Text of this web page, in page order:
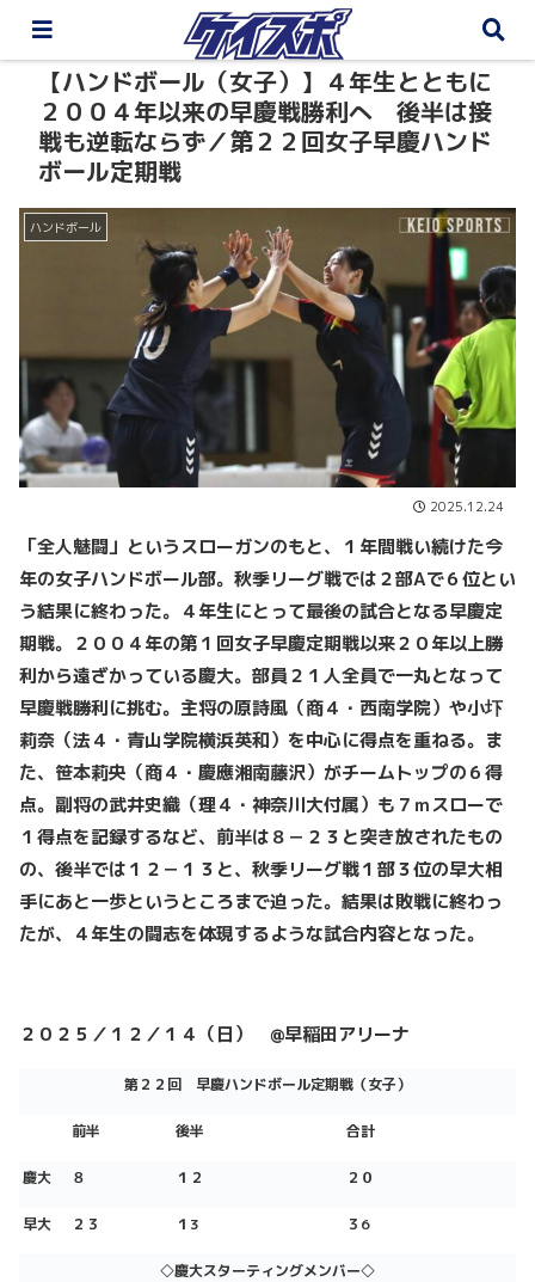
【ハンドボール（女子）】４年生とともに
２００４年以来の早慶戦勝利へ 後半は接
戦も逆転ならず／第２２回女子早慶ハンド
ボール定期戦
ハンドボール
2025.12.24
「全人魅闘」というスローガンのもと、１年間戦い続けた今
年の女子ハンドボール部。秋季リーグ戦では２部Aで６位とい
う結果に終わった。４年生にとって最後の試合となる早慶定
期戦。２００４年の第１回女子早慶定期戦以来２０年以上勝
利から遠ざかっている慶大。部員２１人全員で一丸となって
早慶戦勝利に挑む。主将の原詩風（商４・西南学院）や小圷
莉奈（法４・青山学院横浜英和） を中心に得点を重ねる。ま
た、笹本莉央（商４・慶應湘南藤沢）がチームトップの６得
点。 副将の武井史織（理４・神奈川大付属）も７ｍスローで
１得点を記録するなど、 前半は８－２３と突き放されたもの
の、後半では１２－１３と、秋季リーグ戦１部３位の早大相
手にあと一歩というところまで迫った。結果は敗戦に終わっ
たが、４年生の闘志を体現するような試合内容となった。
２０２５／１２／１４（日） @早稲田アリーナ
第２２回 早慶ハンドボール定期戦（女子）
前半 後半 合計
慶大 ８ １２ ２０
早大 ２３ １3 ３6
◇慶大スターティングメンバー◇